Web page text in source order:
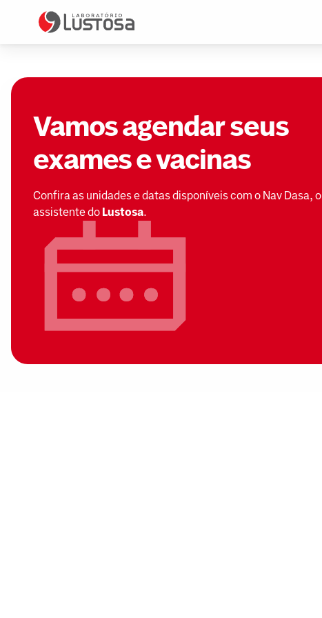
Vamos agendar seus
exames e vacinas
Confira as unidades e datas disponíveis com o Nav Dasa, o
assistente do Lustosa.